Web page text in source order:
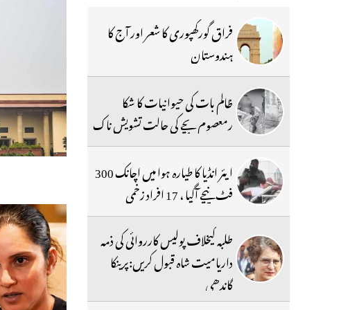
فراق گورکھپوری کا شعر اور آج کا
ہندوستان
ظالم بات کی حیوانیات کا شکا
رمعصوم بچے کی حالت تشویش ناک
ایئر انڈیا کا طیارہ ہوا میں اچانک 300
فٹ نیچے آگیا ، 17 افراد زخمی
طلبہ کیخلاف پولیس کارروائی کی ذمہ
داریامیت شاہ قبول کریں:پرینکا
گاندھی